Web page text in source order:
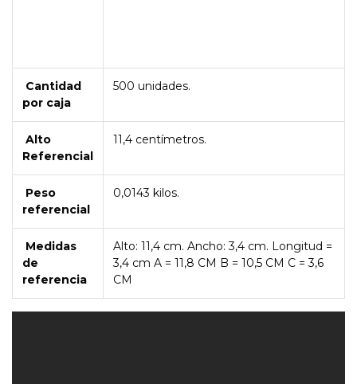
Cantidad
por caja
500 unidades.
Alto
Referencial
11,4 centímetros.
Peso
referencial
0,0143 kilos.
Medidas
de
referencia
Alto: 11,4 cm. Ancho: 3,4 cm. Longitud =
3,4 cm A = 11,8 CM B = 10,5 CM C = 3,6
CM